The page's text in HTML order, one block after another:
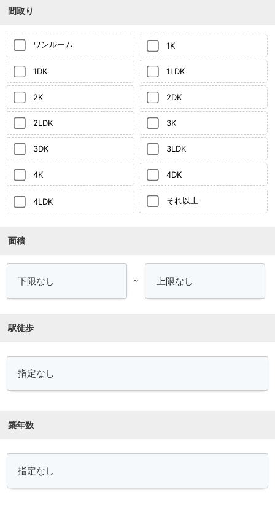
間取り
ワンルーム 1K
1DK 1LDK
2K 2DK
2LDK 3K
3DK 3LDK
4K 4DK
4LDK それ以上
面積
～
駅徒歩
築年数